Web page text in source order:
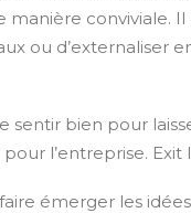
manière conviviale.
ou
sentir bien pour
l’entreprise.
émerger les